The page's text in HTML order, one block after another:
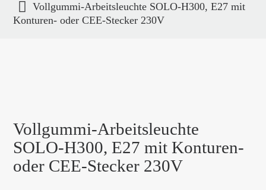
Vollgummi-Arbeitsleuchte SOLO-H300, E27 mit
Konturen- oder CEE-Stecker 230V
Vollgummi-Arbeitsleuchte
SOLO-H300, E27 mit Konturen-
oder CEE-Stecker 230V